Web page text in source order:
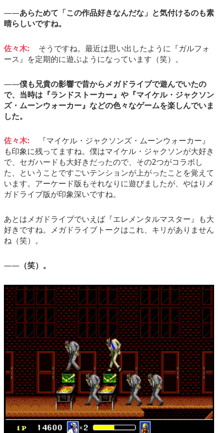
――あらためて「この作品好きなんだな」と気付けるのも素
晴らしいですね。
佐々木:
そうですね。最近は思い出したように『ガルフォ
ース』を定期的に遊ぶようになっています（笑）。
――僕も兄貴の影響で昔からメガドライブで遊んでいたの
で、当時は『ランドストーカー』や『マイケル・ジャクソン
ズ・ムーンウォーカー』などの色々なゲームを楽しんでいま
した。
佐々木:
『マイケル・ジャクソンズ・ムーンウォーカー』
も印象に残ってますね。僕はマイケル・ジャクソンが大好き
で、セガハードも大好きだったので、その2つがコラボし
た、ということですごいテンションが上がったことを覚えて
います。アーケード版もそれなりに遊びましたが、やはりメ
ガドライブ版が印象深いですね。
あとはメガドライブでいえば『エレメンタルマスター』も大
好きですね。メガドライブトークはこれ、キリがありません
ね（笑）。
―― （笑）。